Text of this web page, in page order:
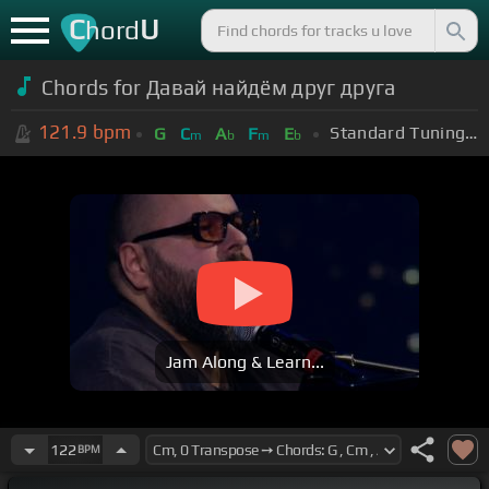
ChordU
Chords for Давай найдём друг друга
121.9 bpm G Cm Ab Fm Eb Standard Tuning (EADGBE)
Jam Along & Learn...
122 BPM